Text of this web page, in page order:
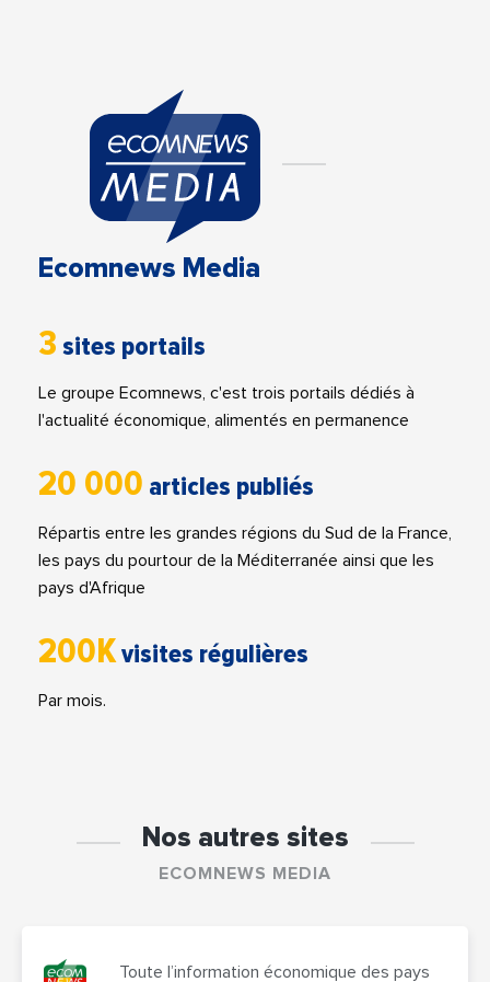
Ecomnews Media
3 sites portails
Le groupe Ecomnews, c'est trois portails dédiés à
l'actualité économique, alimentés en permanence
20 000 articles publiés
Répartis entre les grandes régions du Sud de la France,
les pays du pourtour de la Méditerranée ainsi que les
pays d'Afrique
200Kvisites régulières
Par mois.
Nos autres sites
ECOMNEWS MEDIA
Toute l’information économique des pays